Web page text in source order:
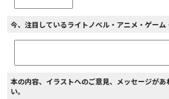
今、注目しているライトノベル・アニメ・ゲーム
本の内容、イラストへのご意見、メッセージがあ
い。